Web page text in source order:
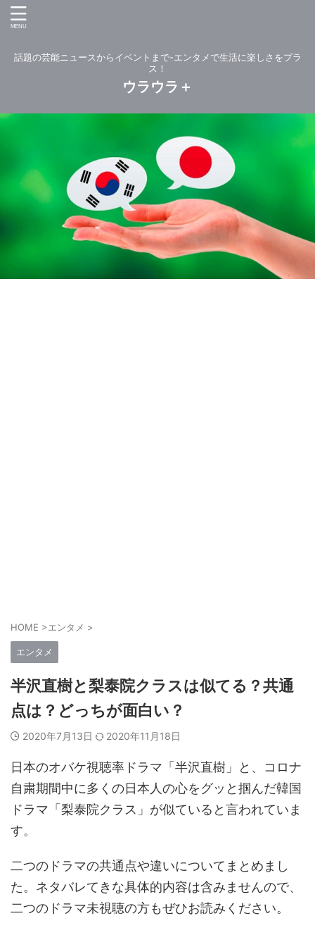
話題の芸能ニュースからイベントまで-エンタメで生活に楽しさをプラ
ス！
ウラウラ＋
HOME >エンタメ >
エンタメ
半沢直樹と梨泰院クラスは似てる？共通
点は？どっちが面白い？
2020年7月13日 2020年11月18日
日本のオバケ視聴率ドラマ「半沢直樹」と、コロナ
自粛期間中に多くの日本人の心をグッと掴んだ韓国
ドラマ「梨泰院クラス」が似ていると言われていま
す。
二つのドラマの共通点や違いについてまとめまし
た。ネタバレてきな具体的内容は含みませんので、
二つのドラマ未視聴の方もぜひお読みください。